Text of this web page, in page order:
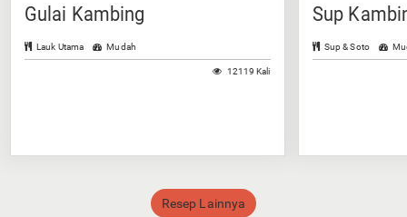
Gulai Kambing
Lauk Utama Mudah
12119 Kali
Sup
Sup & Soto
Resep Lainnya